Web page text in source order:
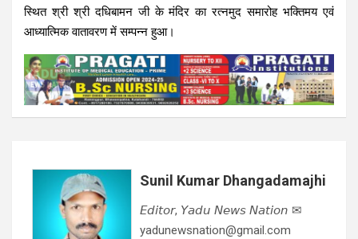
स्थित श्री श्री दधिबामन जी के मंदिर का रत्नमुद समारोह भक्तिमय एवं
आध्यात्मिक वातावरण में सम्पन्न हुआ।
Sunil Kumar Dhangadamajhi
𝘌𝘥𝘪𝘵𝘰𝘳, 𝘠𝘢𝘥𝘶 𝘕𝘦𝘸𝘴 𝘕𝘢𝘵𝘪𝘰𝘯 ✉
yadunewsnation@gmail.com